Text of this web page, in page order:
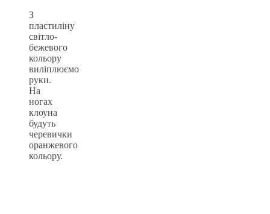
З
пластиліну
світло-
бежевого
кольору
виліплюємо
руки.
На
ногах
клоуна
будуть
черевички
оранжевого
кольору.